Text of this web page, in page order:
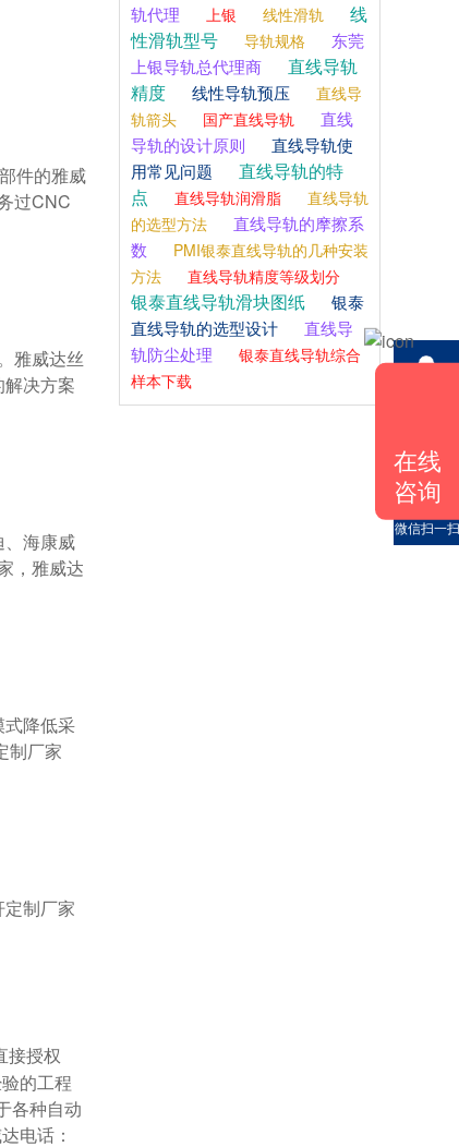
过CNC
决方案
，雅威达
制厂家
接授权
的工程
各种自动
电话：
轨代理
上银 线性滑轨
线
性滑轨型号
导轨规格
东莞
上银导轨总代理商
直线导轨
精度
线性导轨预压
直线导
轨箭头
国产直线导轨
直线
导轨的设计原则
直线导轨使
用常见问题
直线导轨的特
点
直线导轨润滑脂
直线导轨
的选型方法
直线导轨的摩擦系
数
PMI银泰直线导轨的几种安装
方法
直线导轨精度等级划分
银泰直线导轨滑块图纸
银泰
直线导轨的选型设计
直线导
轨防尘处理
银泰直线导轨综合
样本下载
咨询电话
微信扫一扫
在线
咨询